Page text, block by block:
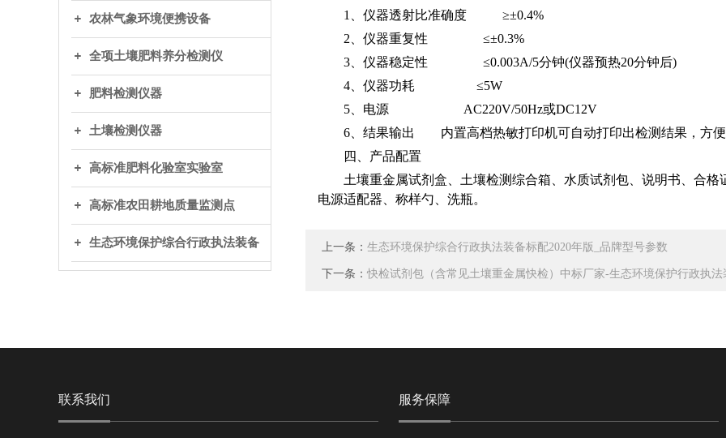
农林气象环境便携设备
全项土壤肥料养分检测仪
肥料检测仪器
土壤检测仪器
高标准肥料化验室实验室
高标准农田耕地质量监测点
生态环境保护综合行政执法装备
1、仪器透射比准确度 ≥±0.4%
2、仪器重复性 ≤±0.3%
3、仪器稳定性 ≤0.003A/5分钟(仪器预热20分钟后)
4、仪器功耗 ≤5W
5、电源 AC220V/50Hz或DC12V
6、结果输出 内置高档热敏打印机可自动打印出检测结果，方便
四、产品配置
土壤重金属试剂盒、土壤检测综合箱、水质试剂包、说明书、合格
电源适配器、称样勺、洗瓶。
上一条： 生态环境保护综合行政执法装备标配2020年版_品牌型号参数
下一条： 快检试剂包（含常见土壤重金属快检）中标厂家-生态环境保护行政执法
联系我们 服务保障